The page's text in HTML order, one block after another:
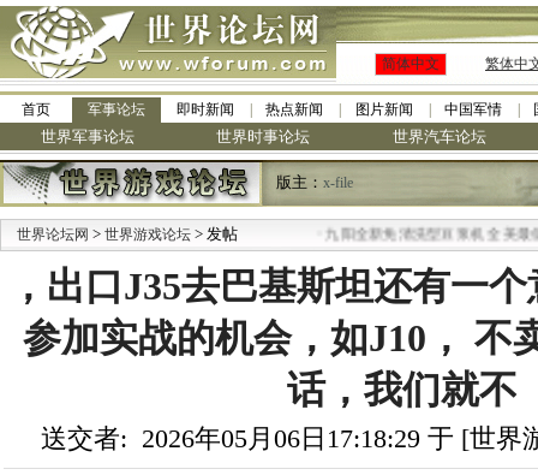
简体中文 繁体中
首页 军事论坛 即时新闻 热点新闻 图片新闻 中国军情
世界军事论坛 世界时事论坛 世界汽车论坛
版主： x-file
世界论坛网 > 世界游戏论坛 > 发帖 九阳全新免清洗型豆浆机 全美最低
，出口J35去巴基斯坦还有一
参加实战的机会，如J10， 不
话，我们就不
送交者: 2026年05月06日17:18:29 于 [世